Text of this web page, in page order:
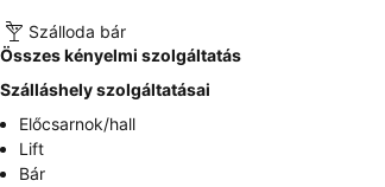
Szálloda bár
Összes kényelmi szolgáltatás
Szálláshely szolgáltatásai
Előcsarnok/hall
Lift
Bár